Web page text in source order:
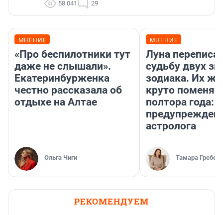
58 041 29
МНЕНИЕ
«Про беспилотники тут
даже не слышали».
Екатеринбурженка
честно рассказала об
отдыхе на Алтае
Ольга Чиги
МНЕНИЕ
Луна
судьбу двух
зодиака. Их
круто
полтора года:
астролога
Тамара
РЕКОМЕНДУЕМ